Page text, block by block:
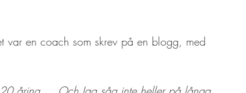
var en coach som skrev på en blogg, med